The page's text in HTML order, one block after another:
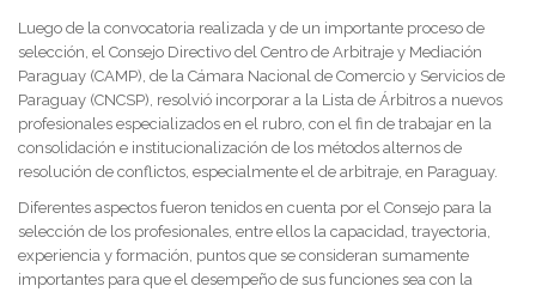
Luego de la convocatoria realizada y de un importante proceso de
selección, el Consejo Directivo del Centro de Arbitraje y Mediación
Paraguay (CAMP), de la Cámara Nacional de Comercio y Servicios de
Paraguay (CNCSP), resolvió incorporar a la Lista de Árbitros a nuevos
profesionales especializados en el rubro, con el fin de trabajar en la
consolidación e institucionalización de los métodos alternos de
resolución de conflictos, especialmente el de arbitraje, en Paraguay.
Diferentes aspectos fueron tenidos en cuenta por el Consejo para la
selección de los profesionales, entre ellos la capacidad, trayectoria,
experiencia y formación, puntos que se consideran sumamente
importantes para que el desempeño de sus funciones sea con la